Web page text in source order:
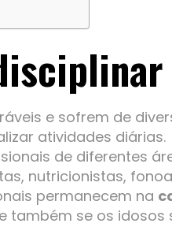
​​e sofrem de
atividades diárias.
de diferentes
nutricionistas,
permanecem na
também se os